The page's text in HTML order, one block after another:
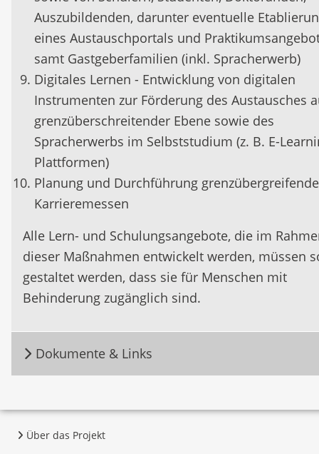
Auszubildenden, darunter eventuelle
eines Austauschportals und
samt Gastgeberfamilien (inkl. Spracherwerb)
Digitales Lernen - Entwicklung von digitalen
Instrumenten zur Förderung des Austausches
grenzüberschreitender Ebene sowie des
Spracherwerbs im Selbststudium (z. B. E-
Plattformen)
Planung und Durchführung
Karrieremessen
Alle Lern- und Schulungsangebote, die im
dieser Maßnahmen entwickelt werden, müssen
gestaltet werden, dass sie für Menschen mit
Behinderung zugänglich sind.
Dokumente & Links
Über das Projekt